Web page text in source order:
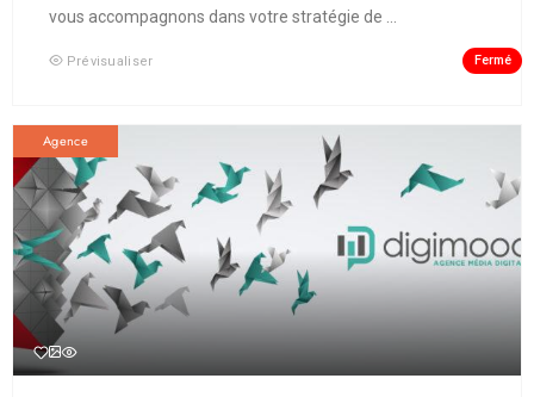
vous accompagnons dans votre stratégie de ...
Prévisualiser Fermé
Agence